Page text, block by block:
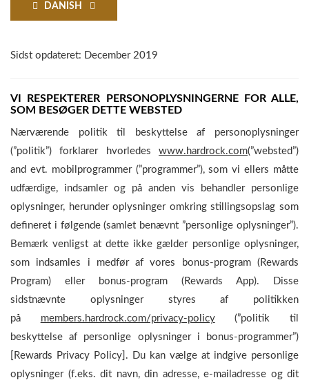
DANISH
Sidst opdateret: December 2019
VI RESPEKTERER PERSONOPLYSNINGERNE FOR ALLE,
SOM BESØGER DETTE WEBSTED
Nærværende politik til beskyttelse af personoplysninger
(”politik”) forklarer hvorledes www.hardrock.com(”websted”)
and evt. mobilprogrammer (”programmer”), som vi ellers måtte
udfærdige, indsamler og på anden vis behandler personlige
oplysninger, herunder oplysninger omkring stillingsopslag som
defineret i følgende (samlet benævnt ”personlige oplysninger”).
Bemærk venligst at dette ikke gælder personlige oplysninger,
som indsamles i medfør af vores bonus-program (Rewards
Program) eller bonus-program (Rewards App). Disse
sidstnævnte oplysninger styres af politikken
på members.hardrock.com/privacy-policy(”politik til
beskyttelse af personlige oplysninger i bonus-programmer”)
[Rewards Privacy Policy]. Du kan vælge at indgive personlige
oplysninger (f.eks. dit navn, din adresse, e-mailadresse og dit